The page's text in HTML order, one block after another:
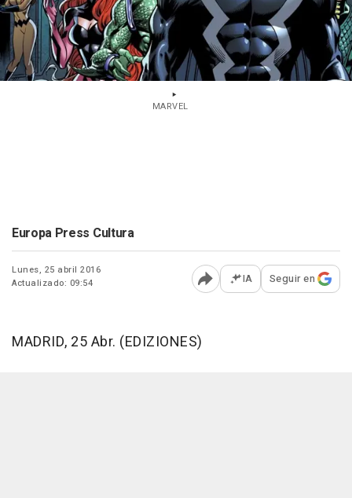
MARVEL
Europa Press Cultura
Lunes, 25 abril 2016
Actualizado: 09:54
Abrir opciones para
IA Seguir en
MADRID, 25 Abr. (EDIZIONES)